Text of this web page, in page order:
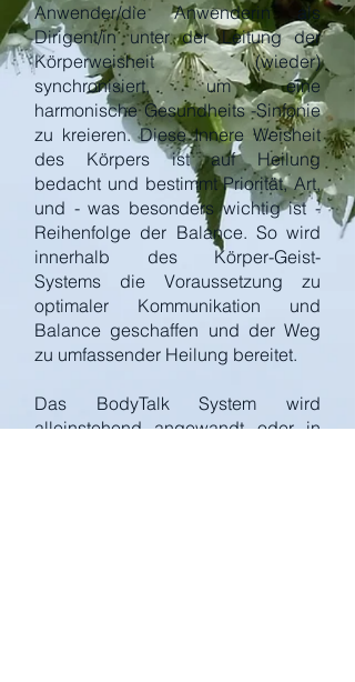
Anwender/die Anwenderin als
Dirigent/in unter der Leitung der
Körperweisheit (wieder)
synchronisiert, um eine
harmonische Gesundheits -Sinfonie
zu kreieren. Diese Innere Weisheit
des Körpers ist auf Heilung
bedacht und bestimmt Priorität, Art,
und - was besonders wichtig ist -
Reihenfolge der Balance. So wird
innerhalb des Körper-Geist-
Systems die Voraussetzung zu
optimaler Kommunikation und
Balance geschaffen und der Weg
zu umfassender Heilung bereitet.
Das BodyTalk System wird
alleinstehend angewandt oder in